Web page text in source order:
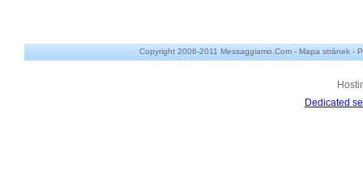
Copyright 2006-2011 Messaggiamo.Com - Mapa stránek -
Dedicated